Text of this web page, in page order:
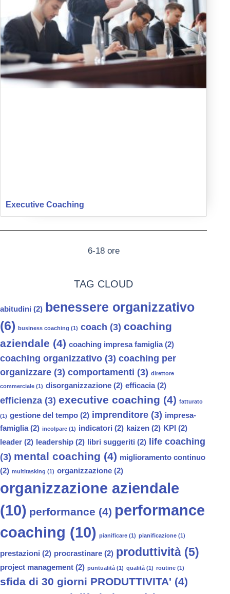
Executive Coaching
6-18 ore
TAG CLOUD
abitudini (2) benessere organizzativo
(6) business coaching (1) coach (3) coaching
aziendale (4) coaching impresa famiglia(2)
coaching organizzativo (3) coaching per
organizzare (3) comportamenti (3) direttore
commerciale (1) disorganizzazione (2) efficacia(2)
efficienza (3) executive coaching (4) fatturato
(1) gestione del tempo (2) imprenditore (3) impresa-
famiglia(2) incolpare (1) indicatori (2) kaizen (2) KPI (2)
leader (2) leadership (2) libri suggeriti (2) life coaching
(3) mental coaching (4) miglioramento continuo
(2) multitasking (1) organizzazione (2)
organizzazione aziendale
(10) performance (4) performance
coaching (10) pianificare (1) pianificazione (1)
prestazioni (2) procrastinare (2) produttività (5)
project management (2) puntualità (1) qualità (1) routine (1)
sfida di 30 giorni PRODUTTIVITA' (4)